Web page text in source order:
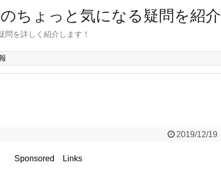
ちょっと気になる疑問を紹介
問を詳しく紹介します！
2019/12/19
Sponsored Links